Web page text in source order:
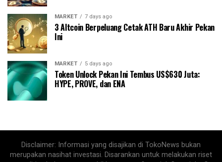
MARKET 7 days ago
3 Altcoin Berpeluang Cetak ATH Baru Akhir Pekan
Ini
MARKET 5 days ago
Token Unlock Pekan Ini Tembus US$630 Juta:
HYPE, PROVE, dan ENA
Disclaimer: Informasi yang disajikan di TokoNews bukan
merupakan nasihat investasi. Disarankan untuk melakukan riset